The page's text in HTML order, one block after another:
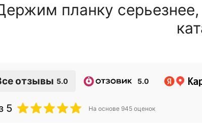
планку
отзывы 5.0 5.0
5 На основе 945 оценок